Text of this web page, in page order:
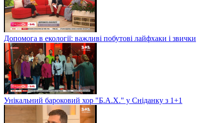
Допомога в екології: важливі побутові лайфхаки і звички
Унікальний бароковий хор "Б.А.Х." у Сніданку з 1+1